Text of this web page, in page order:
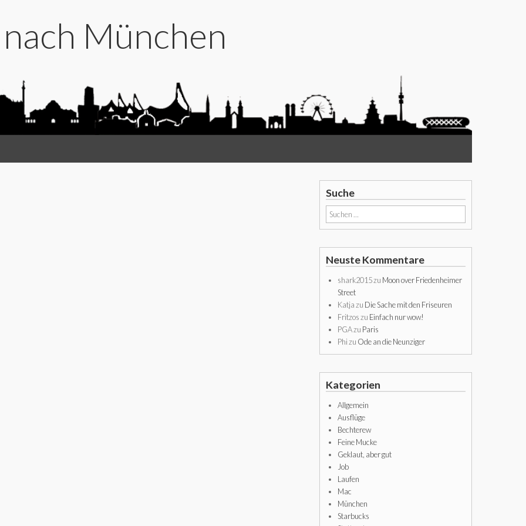
München
Suche
Suchen
nach:
Neuste Kommentare
shark2015zu Moon over Friedenheimer
Street
Katjazu Die Sache mit den Friseuren
Fritzoszu Einfach nur wow!
PGAzu Paris
Phizu Ode an die Neunziger
Kategorien
Allgemein
Ausflüge
Bechterew
Feine Mucke
Geklaut, aber gut
Job
Laufen
Mac
München
Starbucks